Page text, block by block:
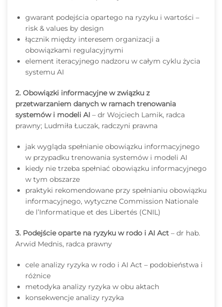
gwarant podejścia opartego na ryzyku i wartości –
risk & values by design
łącznik między interesem organizacji a
obowiązkami regulacyjnymi
element iteracyjnego nadzoru w całym cyklu życia
systemu AI
2. Obowiązki informacyjne w związku z
przetwarzaniem danych w ramach trenowania
systemów i modeli AI – dr Wojciech Lamik, radca
prawny; Ludmiła Łuczak, radczyni prawna
jak wygląda spełnianie obowiązku informacyjnego
w przypadku trenowania systemów i modeli AI
kiedy nie trzeba spełniać obowiązku informacyjnego
w tym obszarze
praktyki rekomendowane przy spełnianiu obowiązku
informacyjnego, wytyczne Commission Nationale
de l’Informatique et des Libertés (CNIL)
3. Podejście oparte na ryzyku w rodo i AI Act – dr hab.
Arwid Mednis, radca prawny
cele analizy ryzyka w rodo i AI Act – podobieństwa i
różnice
metodyka analizy ryzyka w obu aktach
konsekwencje analizy ryzyka